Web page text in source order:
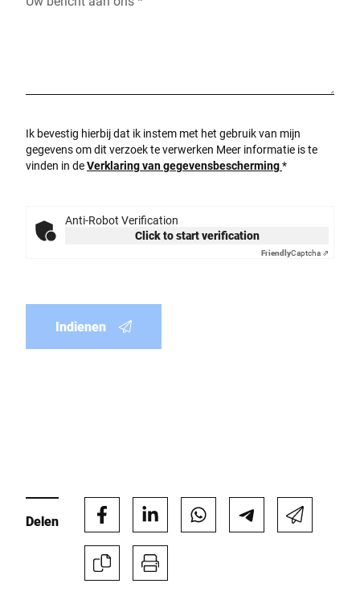
Ik bevestig hierbij dat ik instem met het gebruik van mijn
gegevens om dit verzoek te verwerken Meer informatie is te
vinden in deVerklaring van gegevensbescherming*
Anti-Robot Verification
Click to start verification
FriendlyCaptcha ⇗
Indienen
Delen